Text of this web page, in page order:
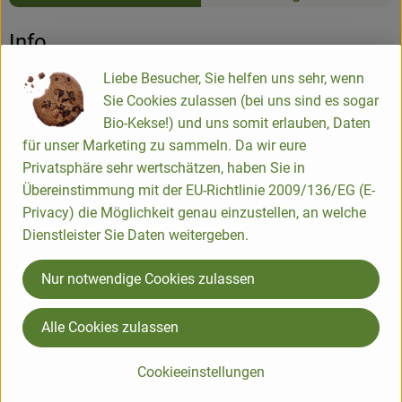
Info
Sehr feiner Zwiebelkuchen, der nochmals kurz im backofen
erhitzt, wunderbar zu unserem federweißer-Angebot passt
Die Zutaten:
Vollkorn-Dinkelmehl** (50%), Vollkorn-Weizenmehl** (50%),
Butter*, Eier**, Hefe*, Meersalz,
Füllung: Zwiebeln**, Sahne**, Eier**, Meersalz, Pfeffer*
**= Bioland, *= kbA
Achtung!!: Wer für eine Belieferung dienstags einen
Zwiebelkuchen möchte, kann diesen bis freitags in der
Vorwoche bestellen.
Liebe Besucher, Sie helfen uns sehr, wenn
Sie Cookies zulassen (bei uns sind es sogar
Bio-Kekse!) und uns somit erlauben, Daten
für unser Marketing zu sammeln. Da wir eure
Privatsphäre sehr wertschätzen, haben Sie in
Übereinstimmung mit der EU-Richtlinie 2009/136/EG (E-
Privacy) die Möglichkeit genau einzustellen, an welche
Dienstleister Sie Daten weitergeben.
Cookieeinstellungen
Nur notwendige Cookies zulassen
Alle Cookies zulassen